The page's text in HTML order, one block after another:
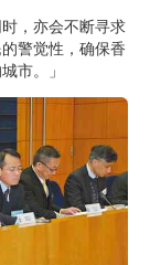
，亦会不断寻求
警觉性，确保香
市。」